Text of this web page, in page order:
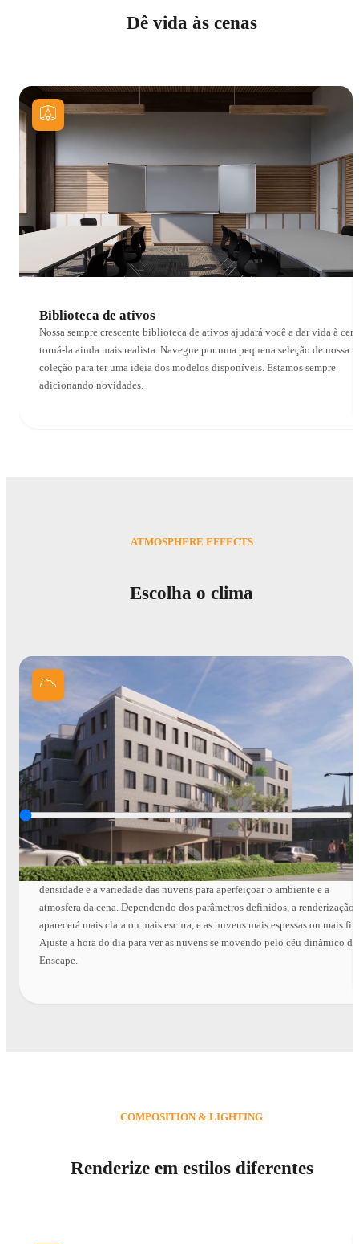
Dê vida às cenas
Biblioteca de ativos
Nossa sempre crescente biblioteca de ativos ajudará você a dar vida à
torná-la ainda mais realista. Navegue por uma pequena seleção de nossa
coleção para ter uma ideia dos modelos disponíveis. Estamos sempre
adicionando novidades.
Escolha o clima
ATMOSPHERE EFFECTS
Nuvens
Fique por dentro das configurações de nuvem do Enscape: ajuste a
densidade e a variedade das nuvens para aperfeiçoar o ambiente e a
atmosfera da cena. Dependendo dos parâmetros definidos, a renderização
aparecerá mais clara ou mais escura, e as nuvens mais espessas ou mais
Ajuste a hora do dia para ver as nuvens se movendo pelo céu dinâmico do
Enscape.
Renderize em estilos diferentes
COMPOSITION & LIGHTING